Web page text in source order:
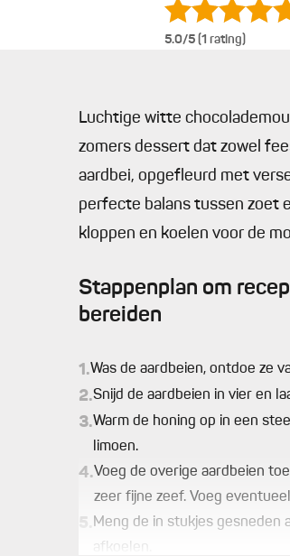
5.0/5 (1 rating)
Luchtige witte
zomers dessert dat zowel
aardbei, opgefleurd met
perfecte balans tussen zoet
kloppen en koelen voor de
Stappenplan om
bereiden
1.Was de aardbeien, ontdoe ze
2.Snijd de aardbeien in vier en
3.Warm de honing op in een
limoen.
4.Voeg de overige aardbeien
zeer fijne zeef. Voeg
5. Meng de in stukjes gesneden
afkoelen.